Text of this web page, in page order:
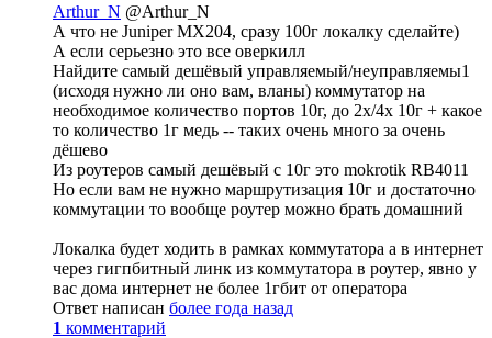
Arthur_N @Arthur_N
А что не Juniper MX204, сразу 100г локалку сделайте)
А если серьезно это все оверкилл
Найдите самый дешёвый управляемый/неуправляемы1
(исходя нужно ли оно вам, вланы) коммутатор на
необходимое количество портов 10г, до 2х/4х 10г + какое
то количество 1г медь -- таких очень много за очень
дёшево
Из роутеров самый дешёвый с 10г это mokrotik RB4011
Но если вам не нужно маршрутизация 10г и достаточно
коммутации то вообще роутер можно брать домашний
Локалка будет ходить в рамках коммутатора а в интернет
через гигпбитный линк из коммутатора в роутер, явно у
вас дома интернет не более 1гбит от оператора
Ответ написан более года назад
1 комментарий